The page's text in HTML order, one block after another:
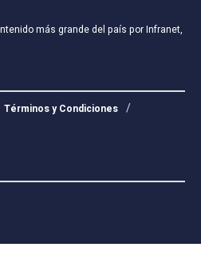
más grande del país porInfranet,
Términos y Condiciones